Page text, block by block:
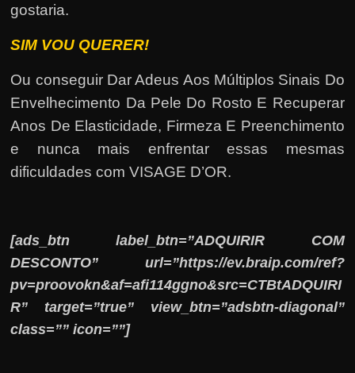
gostaria.
SIM VOU QUERER!
Ou conseguir Dar Adeus Aos Múltiplos Sinais Do
Envelhecimento Da Pele Do Rosto E Recuperar
Anos De Elasticidade, Firmeza E Preenchimento
e nunca mais enfrentar essas mesmas
dificuldades com VISAGE D’OR.
[ads_btn label_btn=”ADQUIRIR COM
DESCONTO” url=”https://ev.braip.com/ref?
pv=proovokn&af=afi114ggno&src=CTBtADQUIRI
R” target=”true” view_btn=”adsbtn-diagonal”
class=”” icon=””]